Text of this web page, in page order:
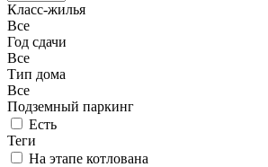
Класс-жилья
Все
Год сдачи
Все
Тип дома
Все
Подземный паркинг
Есть
Теги
На этапе котлована